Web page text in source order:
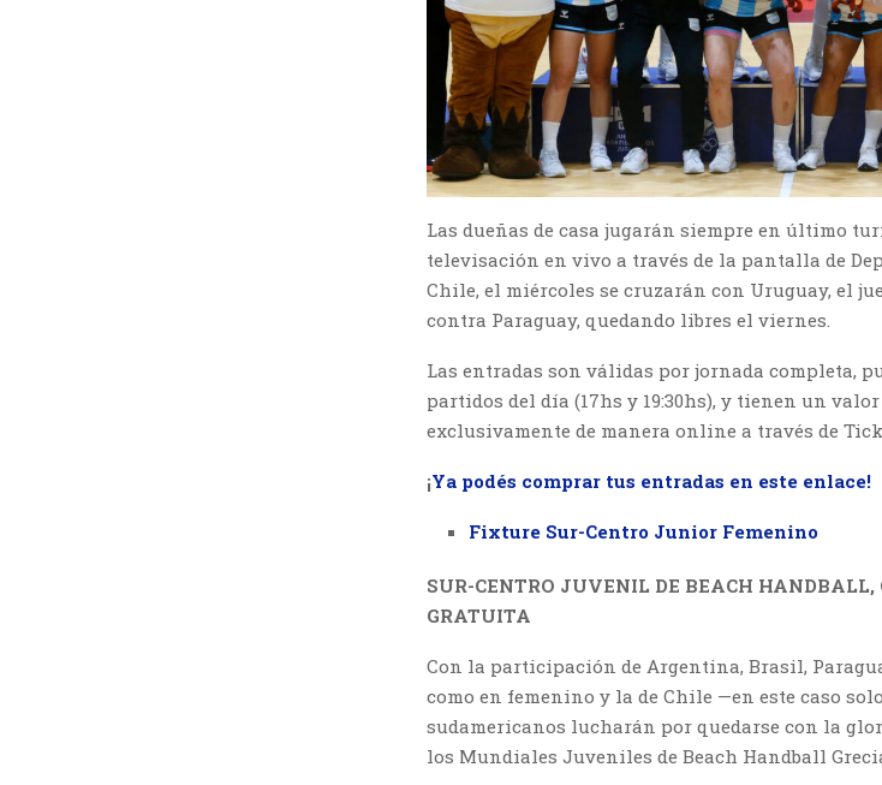
Las dueñas de casa jugarán siempre en último
televisación en vivo a través de la pantalla de
Chile, el miércoles se cruzarán con Uruguay, el
contra Paraguay, quedando libres el viernes.
Las entradas son válidas por jornada completa,
partidos del día (17hs y 19:30hs), y tienen un valor
exclusivamente de manera online a través de
¡Ya podés comprar tus entradas en este enlace!
Fixture Sur-Centro Junior Femenino
SUR-CENTRO JUVENIL DE BEACH HANDBALL,
GRATUITA
Con la participación de Argentina, Brasil,
como en femenino y la de Chile —en este caso
sudamericanos lucharán por quedarse con la
los Mundiales Juveniles de Beach Handball Grecia